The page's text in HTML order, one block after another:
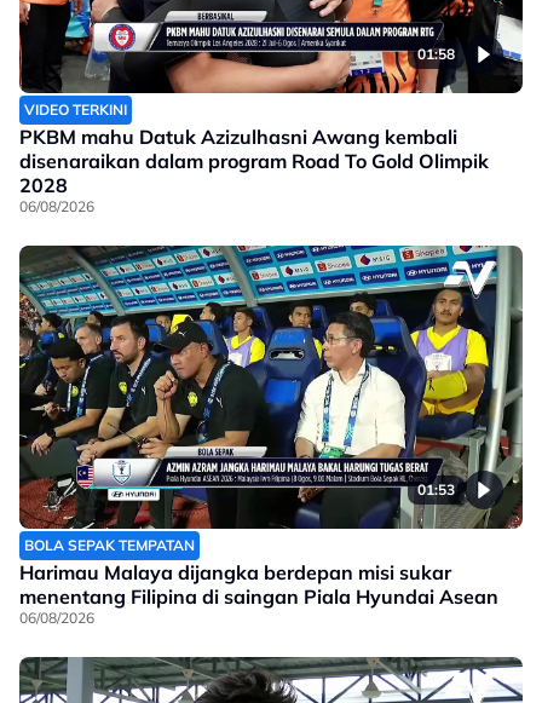
01:58
VIDEO TERKINI
PKBM mahu Datuk Azizulhasni Awang kembali
disenaraikan dalam program Road To Gold Olimpik
2028
06/08/2026
01:53
BOLA SEPAK TEMPATAN
Harimau Malaya dijangka berdepan misi sukar
menentang Filipina di saingan Piala Hyundai Asean
06/08/2026